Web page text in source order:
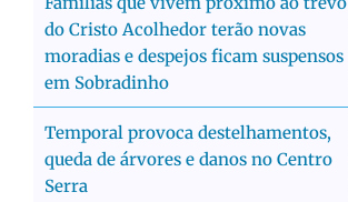
do Cristo Acolhedor terão novas
moradias e despejos ficam suspensos
em Sobradinho
Temporal provoca destelhamentos,
queda de árvores e danos no Centro
Serra